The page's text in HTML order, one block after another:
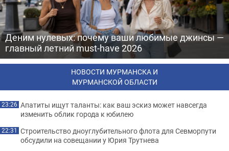
Деним нулевых: почему ваши любимые джинсы —
главный летний must-have 2026
НОВОСТИ МУРМАНСКА И
МУРМАНСКОЙ ОБЛАСТИ
23:26 Апатиты ищут таланты: как ваш эскиз может навсегда
изменить облик города к юбилею
22:31 Строительство дноуглубительного флота для Севморпути
обсудили на совещании у Юрия Трутнева